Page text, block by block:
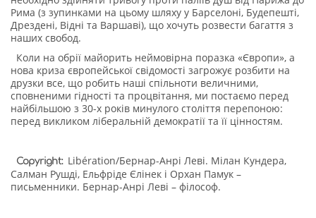
Рима (з зупинками на цьому шляху у Барселоні, Будепешті,
Дрездені, Відні та Варшаві), що хочуть розвести багаття з
наших свобод.
Коли на обрії майорить неймовірна поразка «Європи», а
нова криза європейської свідомості загрожує розбити на
друзки все, що робить наші спільноти величними,
сповненими гідності та процвітання, ми постаємо перед
найбільшою з 30-х років минулого століття перепоною:
перед викликом ліберальній демократії та її цінностям.
Copyright: Libération/Бернар-Анрі Леві. Мілан Кундера,
Салман Рушді, Ельфріде Єлінек і Орхан Памук –
письменники. Бернар-Анрі Леві – філософ.